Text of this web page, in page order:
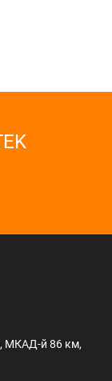
МКАД-й 86 км,